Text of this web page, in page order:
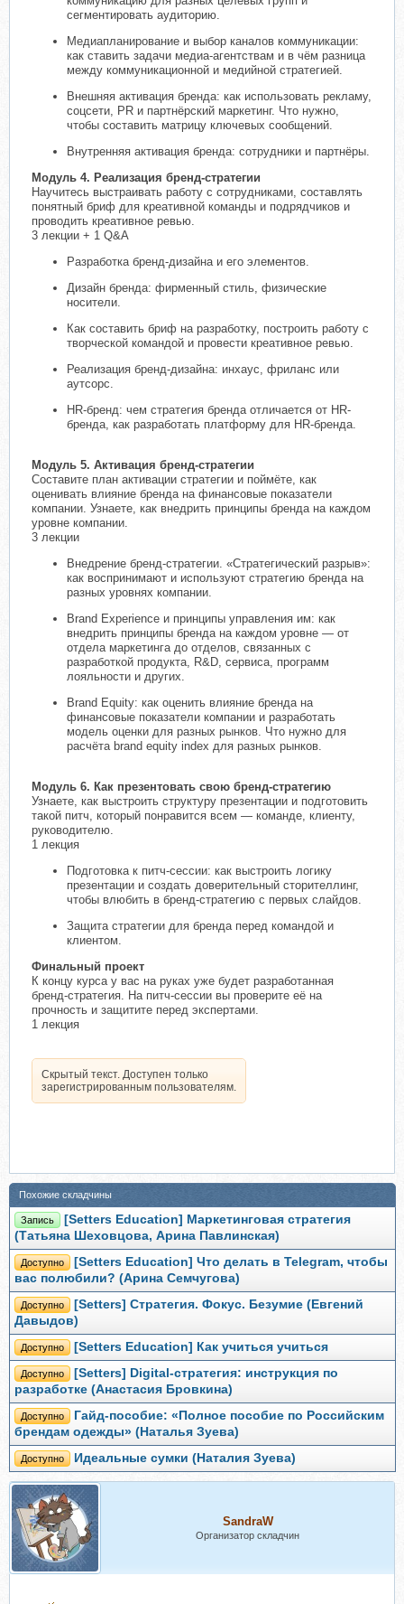
сегментировать аудиторию.
Медиапланирование и выбор каналов коммуникации:
как ставить задачи медиа-агентствам и в чём разница
между коммуникационной и медийной стратегией.
Внешняя активация бренда: как использовать рекламу,
соцсети, PR и партнёрский маркетинг. Что нужно,
чтобы составить матрицу ключевых сообщений.
Внутренняя активация бренда: сотрудники и партнёры.
Модуль 4. Реализация бренд-стратегии
Научитесь выстраивать работу с сотрудниками, составлять
понятный бриф для креативной команды и подрядчиков и
проводить креативное ревью.
3 лекции + 1 Q&A
Разработка бренд-дизайна и его элементов.
Дизайн бренда: фирменный стиль, физические
носители.
Как составить бриф на разработку, построить работу с
творческой командой и провести креативное ревью.
Реализация бренд-дизайна: инхаус, фриланс или
аутсорс.
HR-бренд: чем стратегия бренда отличается от HR-
бренда, как разработать платформу для HR-бренда.
Модуль 5. Активация бренд-стратегии
Составите план активации стратегии и поймёте, как
оценивать влияние бренда на финансовые показатели
компании. Узнаете, как внедрить принципы бренда на каждом
уровне компании.
3 лекции
Внедрение бренд-стратегии. «Стратегический разрыв»:
как воспринимают и используют стратегию бренда на
разных уровнях компании.
Brand Experience и принципы управления им: как
внедрить принципы бренда на каждом уровне — от
отдела маркетинга до отделов, связанных с
разработкой продукта, R&D, сервиса, программ
лояльности и других.
Brand Equity: как оценить влияние бренда на
финансовые показатели компании и разработать
модель оценки для разных рынков. Что нужно для
расчёта brand equity index для разных рынков.
Модуль 6. Как презентовать свою бренд-стратегию
Узнаете, как выстроить структуру презентации и подготовить
такой питч, который понравится всем — команде, клиенту,
руководителю.
1 лекция
Подготовка к питч-сессии: как выстроить логику
презентации и создать доверительный сторителлинг,
чтобы влюбить в бренд-стратегию с первых слайдов.
Защита стратегии для бренда перед командой и
клиентом.
Финальный проект
К концу курса у вас на руках уже будет разработанная
бренд-стратегия. На питч-сессии вы проверите её на
прочность и защитите перед экспертами.
1 лекция
Скрытый текст. Доступен только
зарегистрированным пользователям.
Похожие складчины
Запись
[Setters Education] Маркетинговая стратегия
(Татьяна Шеховцова, Арина Павлинская)
Доступно
[Setters Education] Что делать в Telegram, чтобы
вас полюбили? (Арина Семчугова)
Доступно
[Setters] Стратегия. Фокус. Безумие (Евгений
Давыдов)
Доступно [Setters Education] Как учиться учиться
Доступно
[Setters] Digital-стратегия: инструкция по
разработке (Анастасия Бровкина)
Доступно
Гайд-пособие: «Полное пособие по Российским
брендам одежды» (Наталья Зуева)
Доступно Идеальные сумки (Наталия Зуева)
SandraW
Организатор складчин